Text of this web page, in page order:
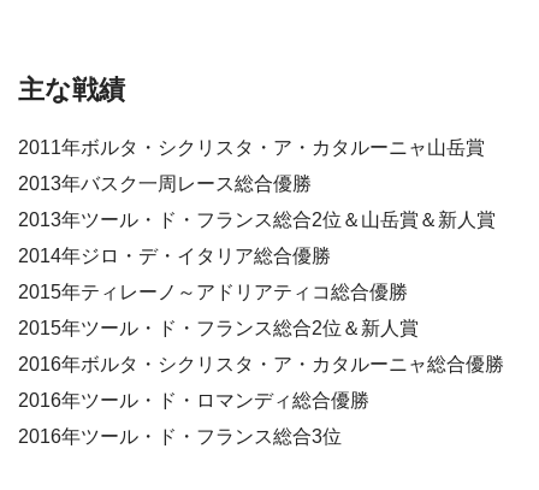
主な戦績
2011年ボルタ・シクリスタ・ア・カタルーニャ山岳賞
2013年バスク一周レース総合優勝
2013年ツール・ド・フランス総合2位＆山岳賞＆新人賞
2014年ジロ・デ・イタリア総合優勝
2015年ティレーノ～アドリアティコ総合優勝
2015年ツール・ド・フランス総合2位＆新人賞
2016年ボルタ・シクリスタ・ア・カタルーニャ総合優勝
2016年ツール・ド・ロマンディ総合優勝
2016年ツール・ド・フランス総合3位